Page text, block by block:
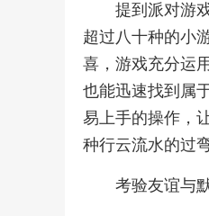
提到派对游
超过八十种的小
喜，游戏充分运
也能迅速找到属
易上手的操作，
种行云流水的过
考验友谊与